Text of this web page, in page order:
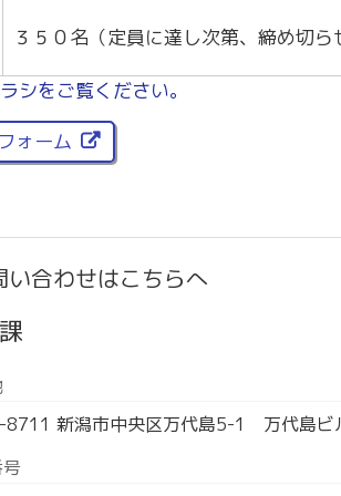
３５０名（定員に達し次第、締め切ら
シをご覧ください。
ォーム
い合わせはこちらへ
8711 新潟市中央区万代島5-1 万代島ビ